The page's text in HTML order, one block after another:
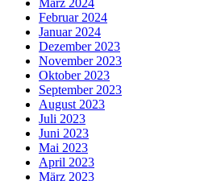
März 2024
Februar 2024
Januar 2024
Dezember 2023
November 2023
Oktober 2023
September 2023
August 2023
Juli 2023
Juni 2023
Mai 2023
April 2023
März 2023